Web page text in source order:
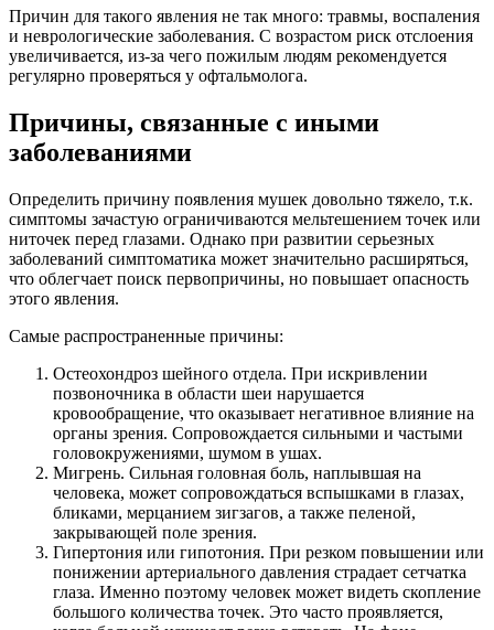
Причин для такого явления не так много: травмы, воспаления
и неврологические заболевания. С возрастом риск отслоения
увеличивается, из-за чего пожилым людям рекомендуется
регулярно проверяться у офтальмолога.
Причины, связанные с иными
заболеваниями
Определить причину появления мушек довольно тяжело, т.к.
симптомы зачастую ограничиваются мельтешением точек или
ниточек перед глазами. Однако при развитии серьезных
заболеваний симптоматика может значительно расширяться,
что облегчает поиск первопричины, но повышает опасность
этого явления.
Самые распространенные причины:
Остеохондроз шейного отдела. При искривлении
позвоночника в области шеи нарушается
кровообращение, что оказывает негативное влияние на
органы зрения. Сопровождается сильными и частыми
головокружениями, шумом в ушах.
Мигрень. Сильная головная боль, наплывшая на
человека, может сопровождаться вспышками в глазах,
бликами, мерцанием зигзагов, а также пеленой,
закрывающей поле зрения.
Гипертония или гипотония. При резком повышении или
понижении артериального давления страдает сетчатка
глаза. Именно поэтому человек может видеть скопление
большого количества точек. Это часто проявляется,